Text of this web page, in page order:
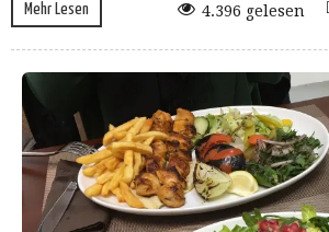
Mehr Lesen 4.396 gelesen